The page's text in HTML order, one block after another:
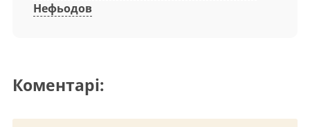
Нефьодов
Коментарі: